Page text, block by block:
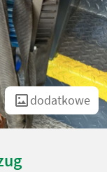
dodatkowe